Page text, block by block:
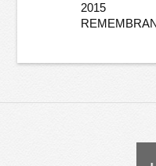
2015